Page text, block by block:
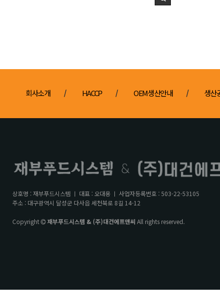
회사소개 HACCP OEM생산안내 생산
상호명 : 재부푸드시스템 ㅣ 대표 : 오대용 ㅣ 사업자등록번호 : 503-22-53105
주소 : 대구광역시 달성군 다사읍 세천북로 8길 14-12
Copyright 재부푸드시스템 & (주)대건에프앤씨 All rights reserved.